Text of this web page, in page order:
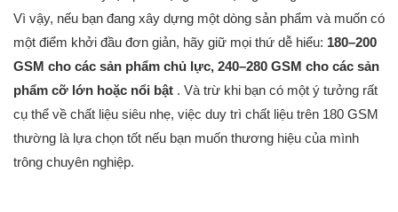
Vì vậy, nếu bạn đang xây dựng một dòng sản phẩm và muốn có
một điểm khởi đầu đơn giản, hãy giữ mọi thứ dễ hiểu: 180–200
GSM cho các sản phẩm chủ lực, 240–280 GSM cho các sản
phẩm cỡ lớn hoặc nổi bật . Và trừ khi bạn có một ý tưởng rất
cụ thể về chất liệu siêu nhẹ, việc duy trì chất liệu trên 180 GSM
thường là lựa chọn tốt nếu bạn muốn thương hiệu của mình
trông chuyên nghiệp.